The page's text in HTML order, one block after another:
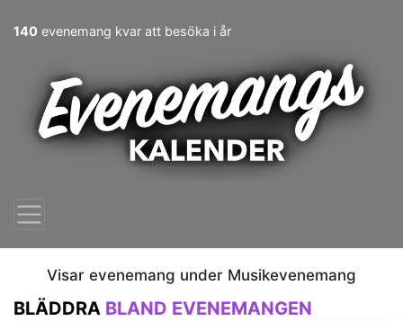
140 evenemang kvar att besöka i år
Visar evenemang under Musikevenemang
BLÄDDRA BLAND EVENEMANGEN